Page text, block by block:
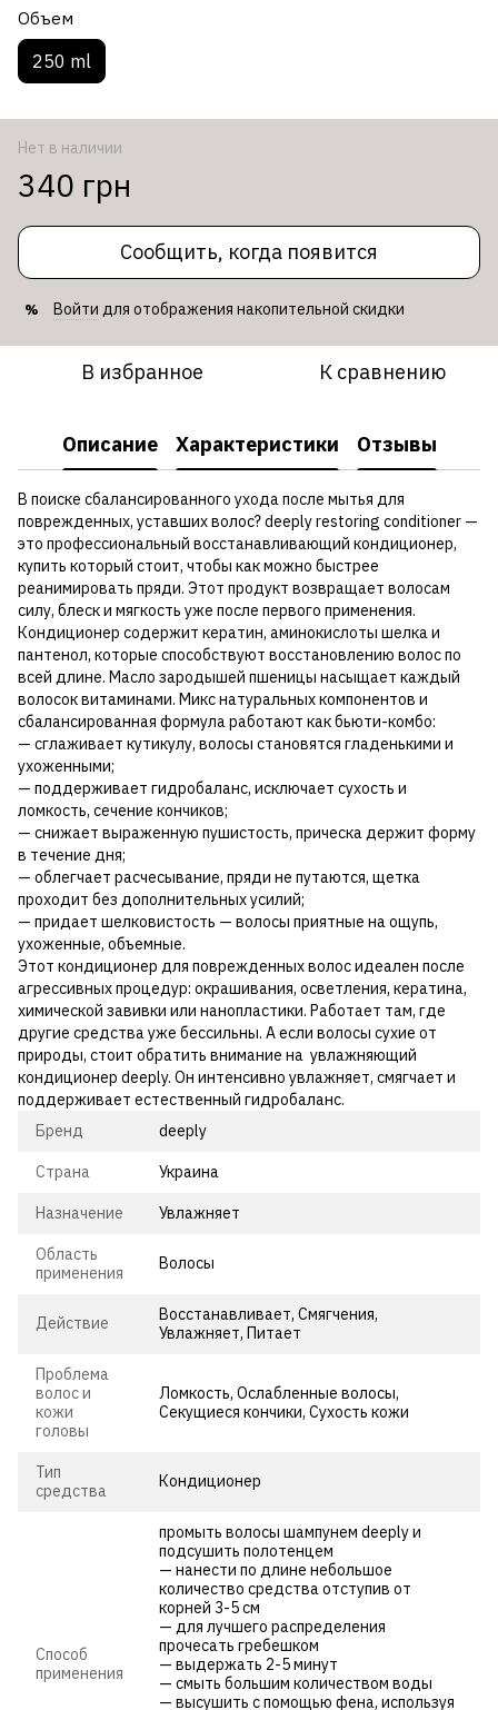
Объем
250 ml
Нет в наличии
340 грн
Сообщить, когда появится
% Войти для отображения накопительной скидки
В избранное К сравнению
Описание Характеристики Отзывы
В поиске сбалансированного ухода после мытья для
поврежденных, уставших волос? deeply restoring conditioner —
это профессиональный восстанавливающий кондиционер,
купить который стоит, чтобы как можно быстрее
реанимировать пряди. Этот продукт возвращает волосам
силу, блеск и мягкость уже после первого применения.
Кондиционер содержит кератин, аминокислоты шелка и
пантенол, которые способствуют восстановлению волос по
всей длине. Масло зародышей пшеницы насыщает каждый
волосок витаминами. Микс натуральных компонентов и
сбалансированная формула работают как бьюти-комбо:
— сглаживает кутикулу, волосы становятся гладенькими и
ухоженными;
— поддерживает гидробаланс, исключает сухость и
ломкость, сечение кончиков;
— снижает выраженную пушистость, прическа держит форму
в течение дня;
— облегчает расчесывание, пряди не путаются, щетка
проходит без дополнительных усилий;
— придает шелковистость — волосы приятные на ощупь,
ухоженные, объемные.
Этот кондиционер для поврежденных волос идеален после
агрессивных процедур: окрашивания, осветления, кератина,
химической завивки или нанопластики. Работает там, где
другие средства уже бессильны. А если волосы сухие от
природы, стоит обратить внимание на увлажняющий
кондиционер deeply. Он интенсивно увлажняет, смягчает и
поддерживает естественный гидробаланс.
Бренд
deeply
Страна Украина
Назначение Увлажняет
Область
применения
Волосы
Действие
Восстанавливает, Смягчения,
Увлажняет, Питает
Проблема
волос и
кожи
головы
Ломкость, Ослабленные волосы,
Секущиеся кончики, Сухость кожи
Тип
средства
Кондиционер
Способ
применения
промыть волосы шампунем deeply и
подсушить полотенцем
— нанести по длине небольшое
количество средства отступив от
корней 3-5 см
— для лучшего распределения
прочесать гребешком
— выдержать 2-5 минут
— смыть большим количеством воды
— высушить с помощью фена, используя